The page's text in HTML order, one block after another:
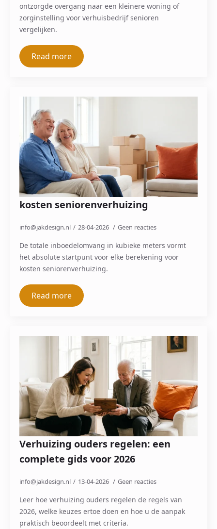
ontzorgde overgang naar een kleinere woning of
zorginstelling voor verhuisbedrijf senioren
vergelijken.
Read more
kosten seniorenverhuizing
info@jakdesign.nl 28-04-2026 Geen reacties
De totale inboedelomvang in kubieke meters vormt
het absolute startpunt voor elke berekening voor
kosten seniorenverhuizing.
Read more
Verhuizing ouders regelen: een
complete gids voor 2026
info@jakdesign.nl 13-04-2026 Geen reacties
Leer hoe verhuizing ouders regelen de regels van
2026, welke keuzes ertoe doen en hoe u de aanpak
praktisch beoordeelt met criteria.